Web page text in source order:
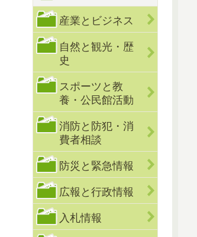
産業とビジネス
自然と観光・歴
史
スポーツと教
養・公民館活動
消防と防犯・消
費者相談
防災と緊急情報
広報と行政情報
入札情報